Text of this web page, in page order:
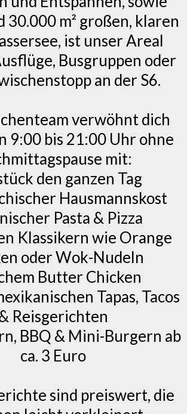
30.000 m² großen, klaren
ist unser Areal
Busgruppen oder
an der S6.
verwöhnt dich
9:00 bis 21:00 Uhr ohne
mit:
den ganzen Tag
Hausmannskost
Pasta & Pizza
Klassikern wie Orange
oder Wok-Nudeln
Butter Chicken
Tapas, Tacos
Reisgerichten
BBQ & Mini-Burgern ab
ca. 3 Euro
sind preiswert, die